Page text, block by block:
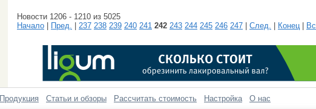
Новости 1206 - 1210 из 5025
Начало
Пред. 237 238 239 240 241 242 243 244 245 246 247 След. Конец
Продукция Статьи и обзоры Рассчитать стоимость Настройка О нас